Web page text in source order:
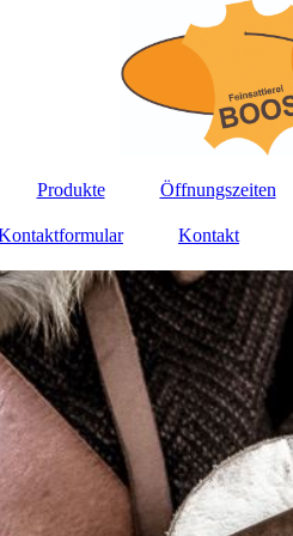
Produkte Öffnungszeiten
Kontakt